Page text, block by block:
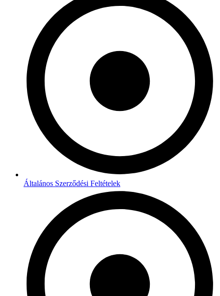
Általános Szerződési Feltételek